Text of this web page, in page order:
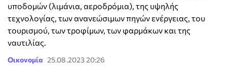
υποδομών (λιμάνια, αεροδρόμια), της υψηλής
τεχνολογίας, των ανανεώσιμων πηγών ενέργειας, του
τουρισμού, των τροφίμων, των φαρμάκων και της
ναυτιλίας.
Οικονομία 25.08.2023 20:26